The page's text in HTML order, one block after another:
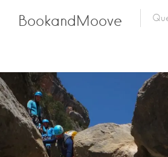
BookandMoove